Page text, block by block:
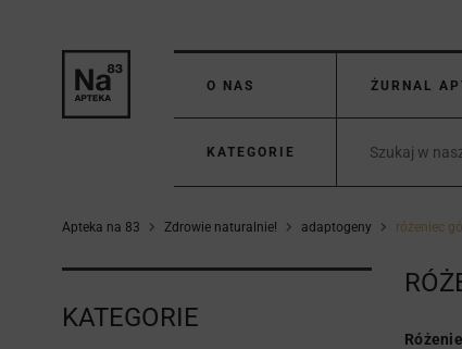
O NAS ŻURNAL
KATEGORIE
Apteka na 83 Zdrowie naturalnie! adaptogeny różeniec
KATEGORIE